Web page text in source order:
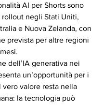
AI per Shorts sono
rollout negli Stati Uniti,
e Nuova Zelanda, con
prevista per altre regioni
dell’IA generativa nei
un’opportunità per i
vero valore resta nella
la tecnologia può